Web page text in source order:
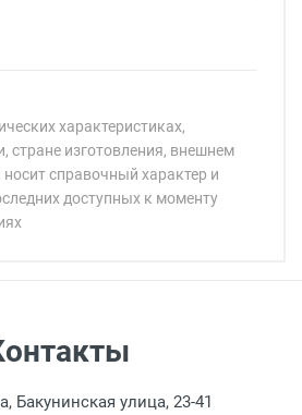
характеристиках,
стране изготовления, внешнем
носит справочный характер и
доступных к моменту
с 11:00 до 15:00, в
Бакунинская улица, 23-41